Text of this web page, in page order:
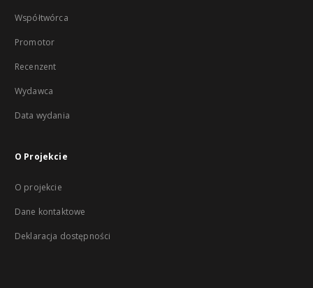
Współtwórca
Promotor
Recenzent
Wydawca
Data wydania
O Projekcie
O projekcie
Dane kontaktowe
Deklaracja dostępności